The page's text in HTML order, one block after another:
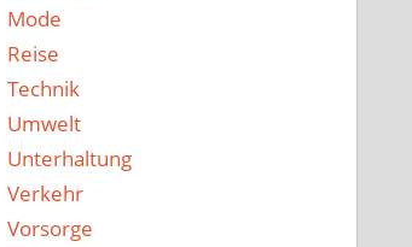
Mode
Reise
Technik
Umwelt
Unterhaltung
Verkehr
Vorsorge